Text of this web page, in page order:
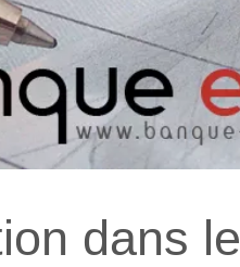
dans le